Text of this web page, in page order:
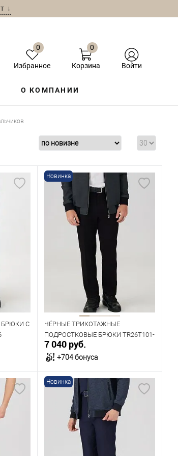
↓
0
Избранное
0
Корзина Войти
О КОМПАНИИ
С
Новинка
ЧЁРНЫЕ ТРИКОТАЖНЫЕ
ПОДРОСТКОВЫЕ БРЮКИ TR26T101-
298-6
7 040 руб.
+704 бонуса
В корзину
В наличии
Таблица размеров
Размер одежды
Новинка